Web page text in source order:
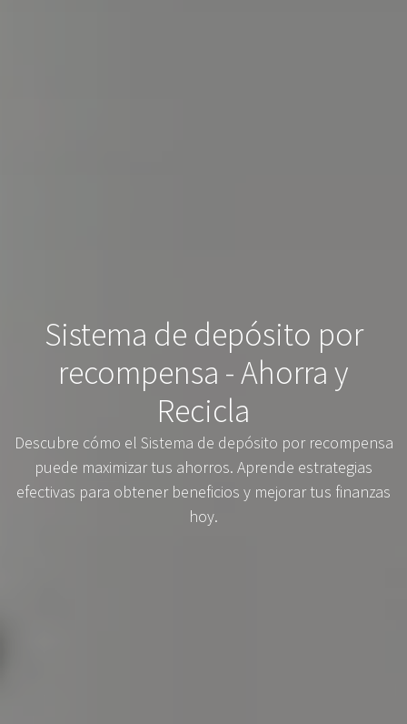
Sistema de depósito por
recompensa - Ahorra y
Recicla
Descubre cómo el Sistema de depósito por recompensa
puede maximizar tus ahorros. Aprende estrategias
efectivas para obtener beneficios y mejorar tus finanzas
hoy.